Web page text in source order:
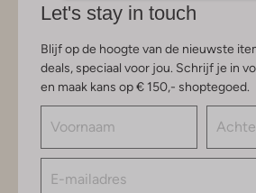
Let's stay in touch
Blijf op de hoogte van de nieuwste
deals, speciaal voor jou. Schrijf je in
en maak kans op € 150,- shoptegoed.